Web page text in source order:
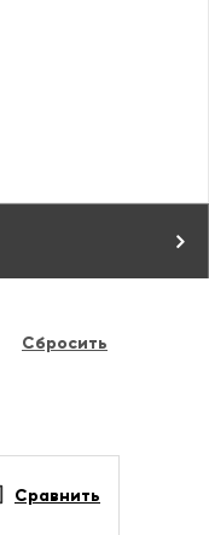
Сравнить